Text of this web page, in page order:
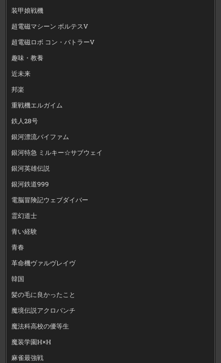
装甲娘戦機
超電磁マシーン ボルテスV
超電磁ロボ コン・バトラーV
趣味・教養
近未来
邦楽
重戦機エルガイム
鉄人28号
銀河漂流バイファム
銀河特急 ミルキー☆サブウェイ
銀河英雄伝説
銀河鉄道999
電脳冒険記ウェブダイバー
霊幻道士
青い経験
青春
革命機ヴァルヴレイヴ
韓国
髪の毛に良かったこと
魔境伝説アクロバンチ
魔法科高校の優等生
魔装学園H×H
麻雀最強戦